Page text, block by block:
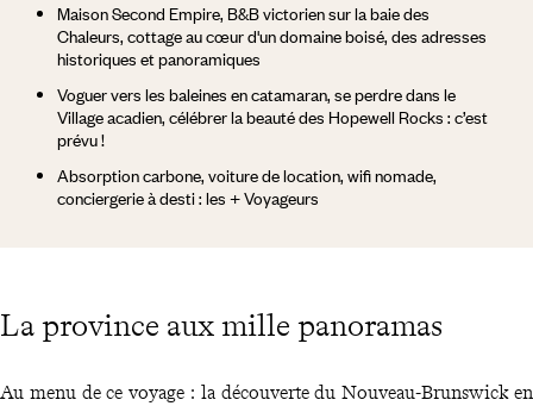
La province aux mille panoramas
Maison Second Empire, B&B victorien sur la baie des
Chaleurs, cottage au cœur d'un domaine boisé, des adresses
historiques et panoramiques
Voguer vers les baleines en catamaran, se perdre dans le
Village acadien, célébrer la beauté des Hopewell Rocks : c’est
prévu !
Absorption carbone, voiture de location, wifi nomade,
conciergerie à desti : les + Voyageurs
Au menu de ce voyage : la découverte du Nouveau-Brunswick en